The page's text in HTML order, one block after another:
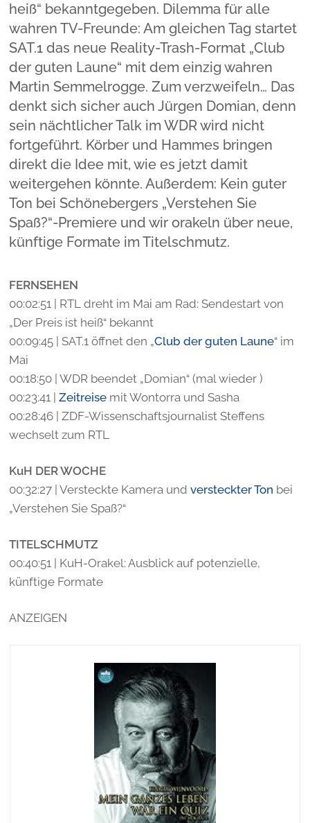
heiß“ bekanntgegeben. Dilemma für alle
wahren TV-Freunde: Am gleichen Tag startet
SAT.1 das neue Reality-Trash-Format „Club
der guten Laune“ mit dem einzig wahren
Martin Semmelrogge. Zum verzweifeln… Das
denkt sich sicher auch Jürgen Domian, denn
sein nächtlicher Talk im WDR wird nicht
fortgeführt. Körber und Hammes bringen
direkt die Idee mit, wie es jetzt damit
weitergehen könnte. Außerdem: Kein guter
Ton bei Schönebergers „Verstehen Sie
Spaß?“-Premiere und wir orakeln über neue,
künftige Formate im Titelschmutz.
FERNSEHEN
00:02:51 | RTL dreht im Mai am Rad: Sendestart von
„Der Preis ist heiß“ bekannt
00:09:45 | SAT.1 öffnet den „Club der guten Laune“ im
Mai
00:18:50 | WDR beendet „Domian“ (mal wieder )
00:23:41 |Zeitreise mit Wontorra und Sasha
00:28:46 | ZDF-Wissenschaftsjournalist Steffens
wechselt zum RTL
KuH DER WOCHE
00:32:27 | Versteckte Kamera undversteckter Ton bei
„Verstehen Sie Spaß?“
TITELSCHMUTZ
00:40:51 | KuH-Orakel: Ausblick auf potenzielle,
künftige Formate
ANZEIGEN